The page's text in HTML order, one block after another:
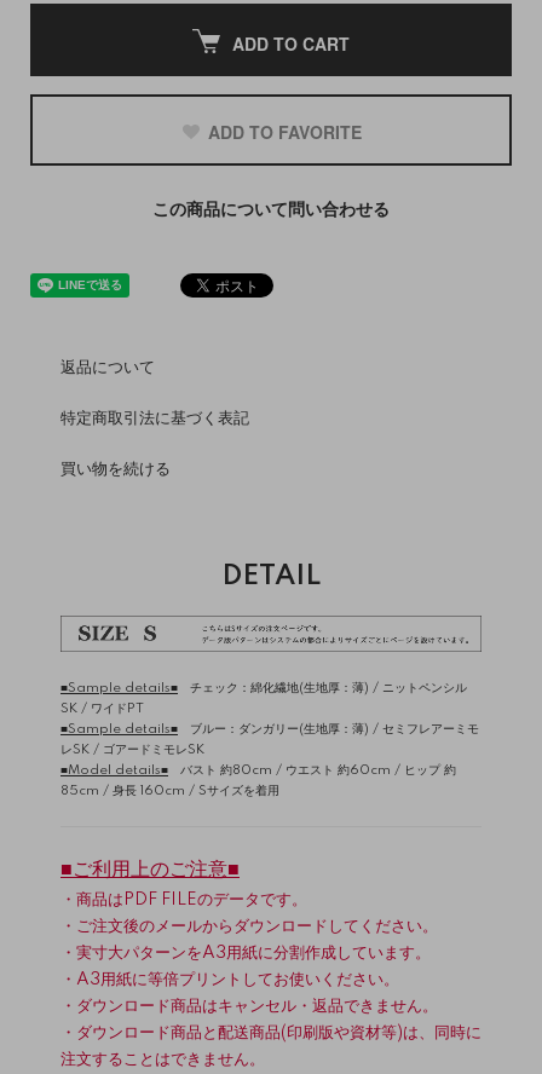
ADD TO CART
ADD TO FAVORITE
この商品について問い合わせる
返品について
特定商取引法に基づく表記
買い物を続ける
DETAIL
■Sample details■ チェック：綿化繊地(生地厚：薄) / ニットペンシル
SK / ワイドPT
■Sample details■ ブルー：ダンガリー(生地厚：薄) / セミフレアーミモ
レSK / ゴアードミモレSK
■Model details■ バスト 約80cm / ウエスト 約60cm / ヒップ 約
85cm / 身長 160cm / Sサイズを着用
■ご利用上のご注意■
・商品はPDF FILEのデータです。
・ご注文後のメールからダウンロードしてください。
・実寸大パターンをA3用紙に分割作成しています。
・A3用紙に等倍プリントしてお使いください。
・ダウンロード商品はキャンセル・返品できません。
・ダウンロード商品と配送商品(印刷版や資材等)は、同時に
注文することはできません。